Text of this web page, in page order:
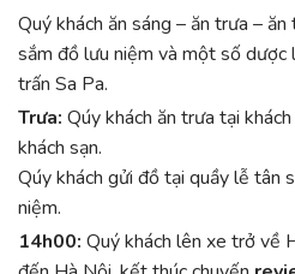
Quý khách ăn sáng – ăn trưa –
sắm đồ lưu niệm và một số dược
trấn Sa Pa.
Trưa: Qúy khách ăn trưa tại
khách sạn.
Qúy khách gửi đồ tại quầy lễ tân
niệm.
14h00: Quý khách lên xe trở về